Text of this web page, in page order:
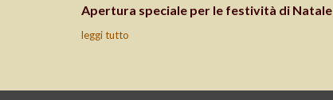
Apertura speciale per le festività di Natale
leggi tutto